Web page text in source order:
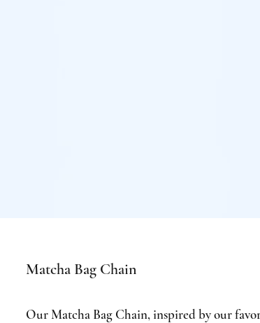
Matcha Bag Chain
Our Matcha Bag Chain, inspired by our